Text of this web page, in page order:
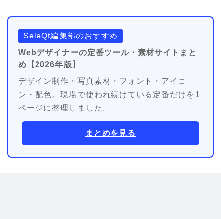
SeleQt編集部のおすすめ
Webデザイナーの定番ツール・素材サイトまと
め【2026年版】
デザイン制作・写真素材・フォント・アイコ
ン・配色。現場で使われ続けている定番だけを1
ページに整理しました。
まとめを見る